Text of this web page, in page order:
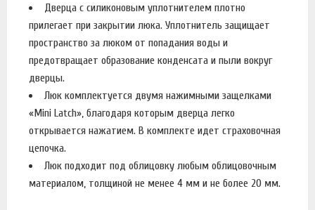
Дверца с силиконовым уплотнителем плотно
прилегает при закрытии люка. Уплотнитель защищает
пространство за люком от попадания воды и
предотвращает образование конденсата и пыли вокруг
дверцы.
Люк комплектуется двумя нажимными защелками
«Mini Latch», благодаря которым дверца легко
открывается нажатием. В комплекте идет страховочная
цепочка.
Люк подходит под облицовку любым облицовочным
материалом, толщиной не менее 4 мм и не более 20 мм.